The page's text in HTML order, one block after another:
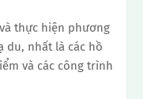
thực hiện phương
du, nhất là các hồ
và các công trình